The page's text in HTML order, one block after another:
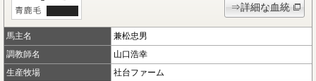
⇒詳細な血統
馬主名
兼松忠男
調教師名
山口浩幸
生産牧場
社台ファーム